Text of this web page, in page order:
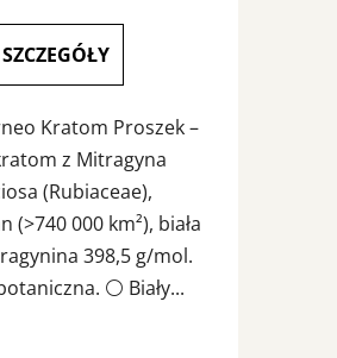
na
SZCZEGÓŁY
Kratom Proszek –
z Mitragyna
(Rubiaceae),
(>740 000 km²), biała
398,5 g/mol.
⚪ Biały...